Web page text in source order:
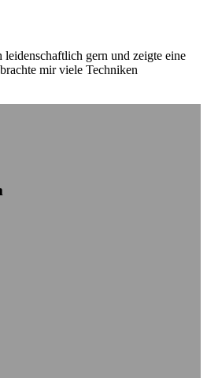
gern und zeigte eine
mir viele Techniken